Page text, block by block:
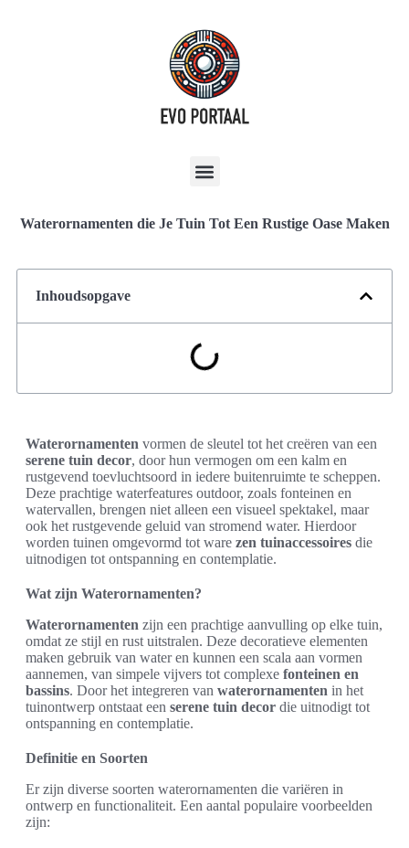
Waterornamenten die Je Tuin Tot Een Rustige Oase Maken
Inhoudsopgave
Waterornamenten vormen de sleutel tot het creëren van een
serene tuin decor, door hun vermogen om een kalm en
rustgevend toevluchtsoord in iedere buitenruimte te scheppen.
Deze prachtige waterfeatures outdoor, zoals fonteinen en
watervallen, brengen niet alleen een visueel spektakel, maar
ook het rustgevende geluid van stromend water. Hierdoor
worden tuinen omgevormd tot ware zen tuinaccessoires die
uitnodigen tot ontspanning en contemplatie.
Wat zijn Waterornamenten?
Waterornamenten zijn een prachtige aanvulling op elke tuin,
omdat ze stijl en rust uitstralen. Deze decoratieve elementen
maken gebruik van water en kunnen een scala aan vormen
aannemen, van simpele vijvers tot complexe fonteinen en
bassins. Door het integreren van waterornamenten in het
tuinontwerp ontstaat een serene tuin decor die uitnodigt tot
ontspanning en contemplatie.
Definitie en Soorten
Er zijn diverse soorten waterornamenten die variëren in
ontwerp en functionaliteit. Een aantal populaire voorbeelden
zijn: